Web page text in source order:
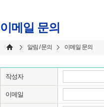
이메일 문의
알림 / 문의 이메일 문의
작성자
이메일